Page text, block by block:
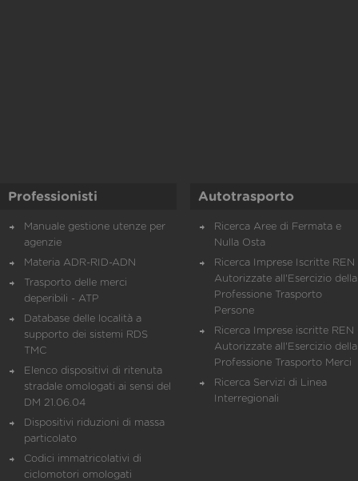
Professionisti
Manuale gestione utenze per
agenzie
Materia ADR-RID-ADN
Trasporto delle merci
deperibili - ATP
Database delle località a
supporto dei sistemi RDS
TMC
Elenco dispositivi di ritenuta
stradale omologati ai sensi del
DM 21.06.04
Dispositivi riduzioni di massa
particolato
Codici immatricolativi di
ciclomotori omologati
Autotrasporto
Ricerca Aree di Fermata e
Nulla Osta
Ricerca Imprese Iscritte REN
Autorizzate all'Esercizio della
Professione Trasporto
Persone
Ricerca Imprese iscritte REN
Autorizzate all'Esercizio della
Professione Trasporto Merci
Ricerca Servizi di Linea
Interregionali